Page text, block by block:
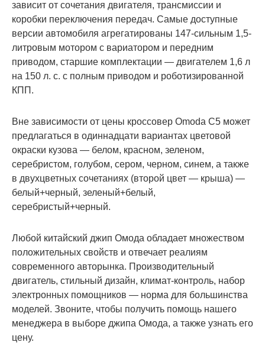
версии автомобиля агрегатированы 147-сильным
1,5-литровым мотором с вариатором и передним
приводом, старшие комплектации — двигателем
1,6 л на 150 л. с. с полным приводом и
роботизированной КПП.
может предлагаться в одиннадцати вариантах
цветовой окраски кузова — белом, красном,
зеленом, серебристом, голубом, сером, черном,
синем, а также в двухцветных сочетаниях (второй
цвет — крыша) — белый+черный, зеленый+белый,
серебристый+черный.
множеством положительных свойств и отвечает
реалиям современного авторынка.
Производительный двигатель, стильный дизайн,
климат-контроль, набор электронных помощников
— норма для большинства моделей. Звоните,
чтобы получить помощь нашего менеджера в
выборе джипа Омода, а также узнать его цену.